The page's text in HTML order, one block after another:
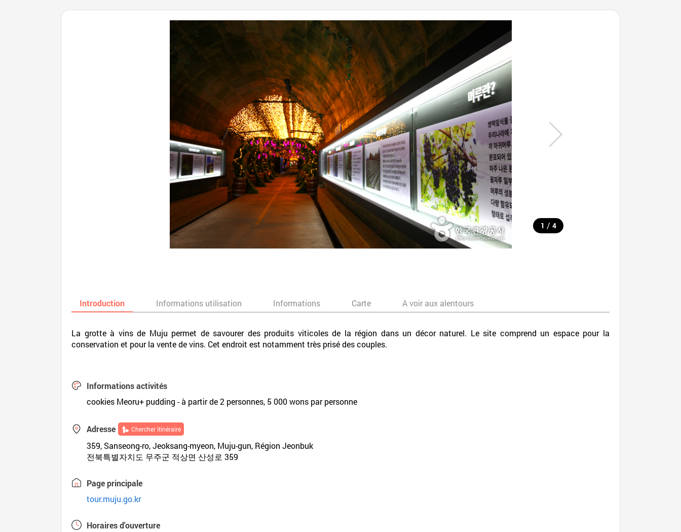
1 / 4
Introduction Informations utilisation Informations Carte A voir aux alentours
La grotte à vins de Muju permet de savourer des produits viticoles de la région dans un décor naturel. Le site comprend un espace pour la
conservation et pour la vente de vins. Cet endroit est notamment très prisé des couples.
Informations activités
cookies Meoru+ pudding - à partir de 2 personnes, 5 000 wons par personne
Adresse Chercher itinéraire
359, Sanseong-ro, Jeoksang-myeon, Muju-gun, Région Jeonbuk
전북특별자치도 무주군 적상면 산성로 359
Page principale
tour.muju.go.kr
Horaires d'ouverture